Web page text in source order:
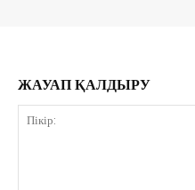
ЖАУАП ҚАЛДЫРУ